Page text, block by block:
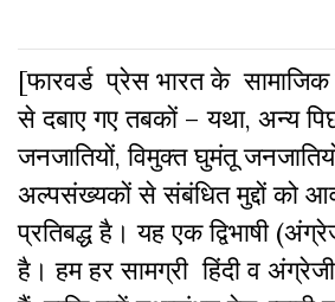
[फारवर्ड प्रेस भारत के
से दबाए गए तबकों – यथा, अन्य
जनजातियों, विमुक्त घुमंतू
अल्पसंख्यकों से संबंधित मुद्दों को
प्रतिबद्ध है। यह एक द्विभाषी
है। हम हर सामग्री हिंदी व